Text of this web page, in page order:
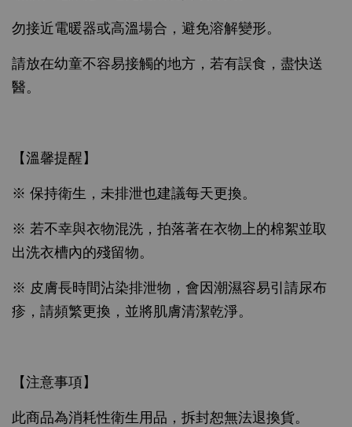
勿接近電暖器或高溫場合，避免溶解變形。
請放在幼童不容易接觸的地方，若有誤食，盡快送
醫。
【溫馨提醒】
※ 保持衛生，未排泄也建議每天更換。
※ 若不幸與衣物混洗，拍落著在衣物上的棉絮並取
出洗衣槽內的殘留物。
※ 皮膚長時間沾染排泄物，會因潮濕容易引請尿布
疹，請頻繁更換，並將肌膚清潔乾淨。
【注意事項】
此商品為消耗性衛生用品，拆封恕無法退換貨。